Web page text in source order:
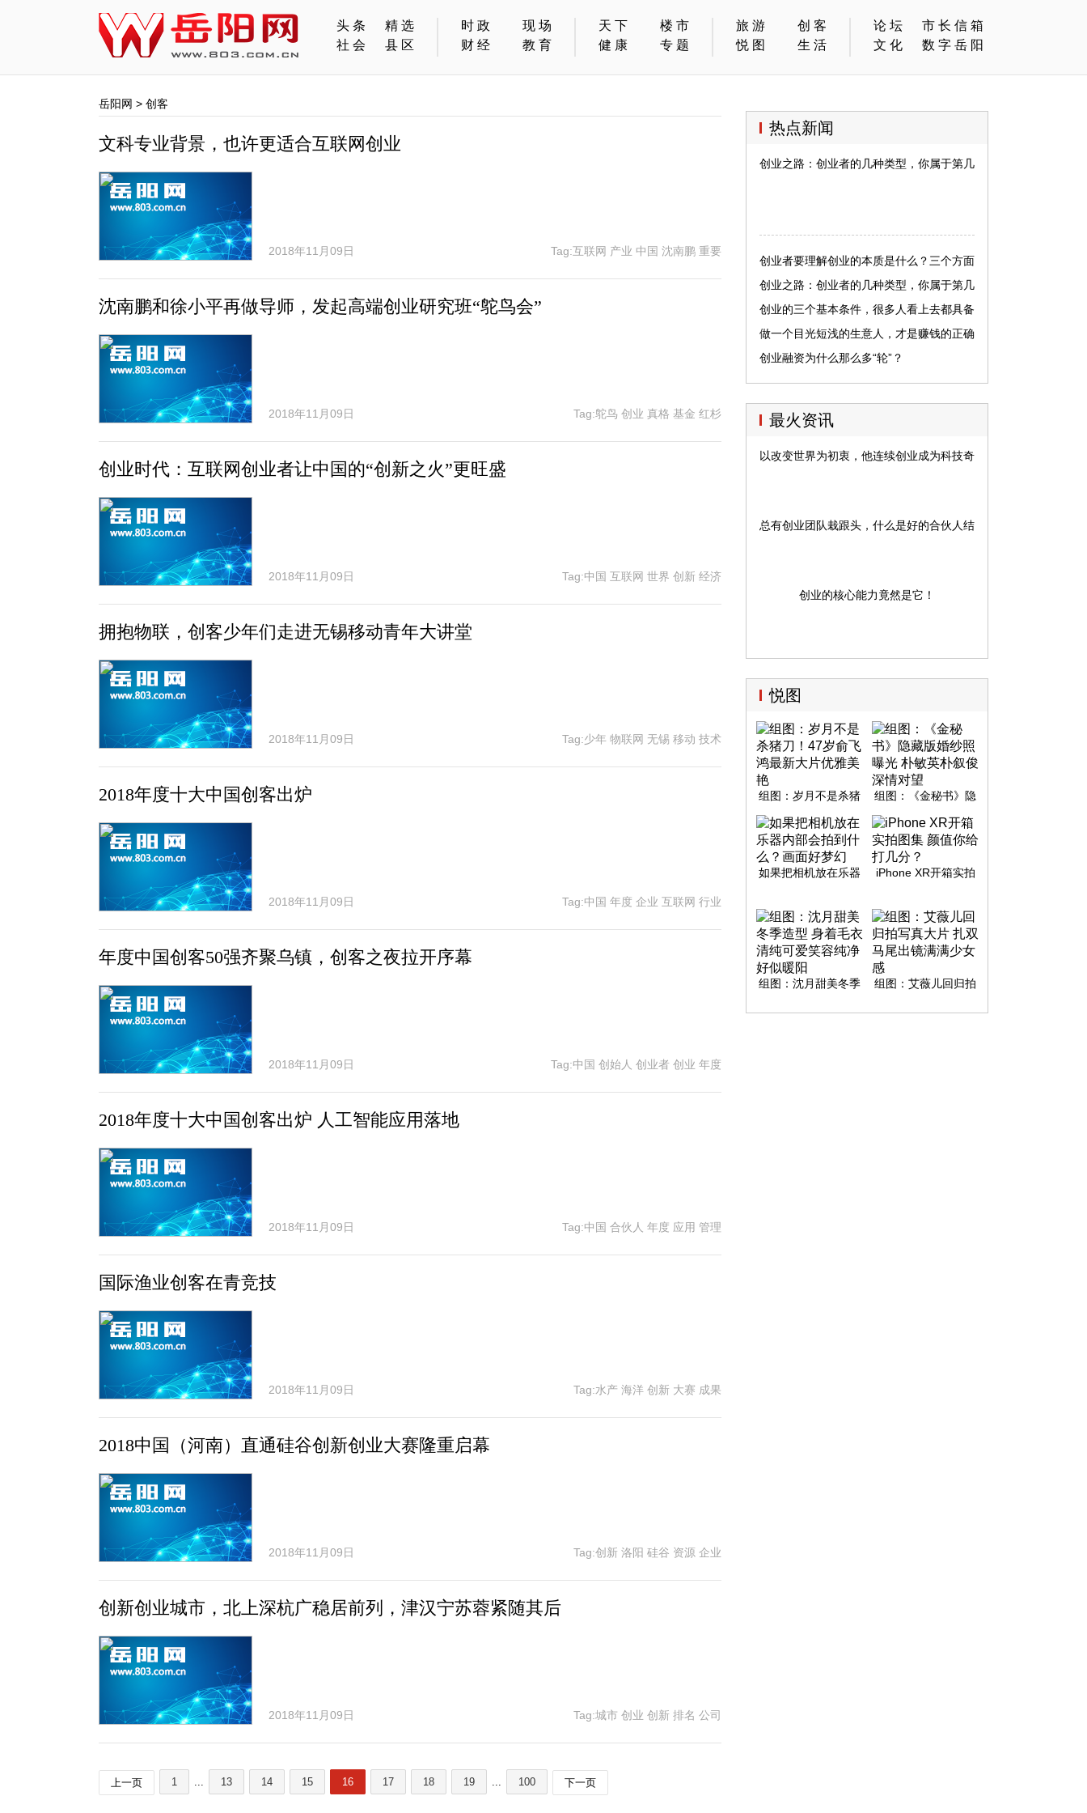
头条
精选
社会
县区
时政
现场
财经
教育
天下
楼市
健康
专题
旅游
创客
悦图
生活
论坛
市长信箱
文化
数字岳阳
岳阳网 > 创客
文科专业背景，也许更适合互联网创业
2018年11月09日 Tag:互联网 产业 中国 沈南鹏 重要
沈南鹏和徐小平再做导师，发起高端创业研究班“鸵鸟会”
2018年11月09日 Tag:鸵鸟 创业 真格 基金 红杉
创业时代：互联网创业者让中国的“创新之火”更旺盛
2018年11月09日 Tag:中国 互联网 世界 创新 经济
拥抱物联，创客少年们走进无锡移动青年大讲堂
2018年11月09日 Tag:少年 物联网 无锡 移动 技术
2018年度十大中国创客出炉
2018年11月09日 Tag:中国 年度 企业 互联网 行业
年度中国创客50强齐聚乌镇，创客之夜拉开序幕
2018年11月09日 Tag:中国 创始人 创业者 创业 年度
2018年度十大中国创客出炉 人工智能应用落地
2018年11月09日 Tag:中国 合伙人 年度 应用 管理
国际渔业创客在青竞技
2018年11月09日 Tag:水产 海洋 创新 大赛 成果
2018中国（河南）直通硅谷创新创业大赛隆重启幕
2018年11月09日 Tag:创新 洛阳 硅谷 资源 企业
创新创业城市，北上深杭广稳居前列，津汉宁苏蓉紧随其后
2018年11月09日 Tag:城市 创业 创新 排名 公司
上一页 1 ... 13 14 15 16 17 18 19 ... 100 下一页
热点新闻
创业之路：创业者的几种类型，你属于第几种？
创业者要理解创业的本质是什么？三个方面
创业之路：创业者的几种类型，你属于第几
种？
创业的三个基本条件，很多人看上去都具备
了，实则不然
做一个目光短浅的生意人，才是赚钱的正确
人生
创业融资为什么那么多“轮”？
最火资讯
以改变世界为初衷，他连续创业成为科技奇才
总有创业团队栽跟头，什么是好的合伙人结构？
创业的核心能力竟然是它！
悦图
组图：岁月不是杀猪
大片优雅美艳
组图：《金秘书》隐
英朴叙俊深情对望
如果把相机放在乐器
iPhone XR开箱实拍
组图：沈月甜美冬季
组图：艾薇儿回归拍